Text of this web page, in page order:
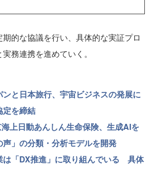
的な協議を行い、具体的な実証プロ
務連携を進めていく。
と日本旅行、宇宙ビジネスの発展に
定を締結
上日動あんしん生命保険、生成AIを
」の分類・分析モデルを開発
は「DX推進」に取り組んでいる 具体